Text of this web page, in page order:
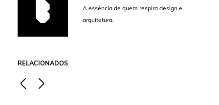
A essência de quem respira design e
arquitetura.
RELACIONADOS